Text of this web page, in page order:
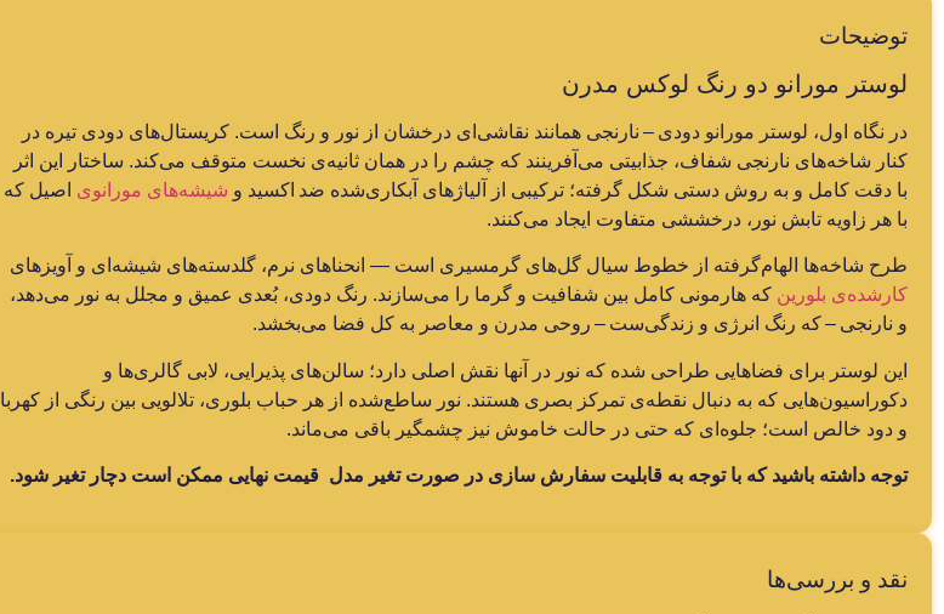
توضیحات
لوستر مورانو دو رنگ لوکس مدرن
در نگاه اول، لوستر مورانو دودی – نارنجی همانند نقاشی‌ای درخشان از نور و رنگ است. کریستال‌های دودی تیره در
کنار شاخه‌های نارنجی شفاف، جذابیتی می‌آفرینند که چشم را در همان ثانیه‌ی نخست متوقف می‌کند. ساختار این اثر
با دقت کامل و به روش دستی شکل گرفته؛ ترکیبی از آلیاژهای آبکاری‌شده ضد اکسید و شیشه‌های مورانوی اصیل که
با هر زاویه تابش نور، درخششی متفاوت ایجاد می‌کنند.
طرح شاخه‌ها الهام‌گرفته از خطوط سیال گل‌های گرمسیری است — انحناهای نرم، گلدسته‌های شیشه‌ای و آویزهای
کارشده‌ی بلورین که هارمونی کامل بین شفافیت و گرما را می‌سازند. رنگ دودی، بُعدی عمیق و مجلل به نور می‌دهد،
و نارنجی – که رنگ انرژی و زندگی‌ست – روحی مدرن و معاصر به کل فضا می‌بخشد.
این لوستر برای فضاهایی طراحی شده که نور در آنها نقش اصلی دارد؛ سالن‌های پذیرایی، لابی‌ گالری‌ها و
دکوراسیون‌هایی که به دنبال نقطه‌ی تمرکز بصری هستند. نور ساطع‌شده از هر حباب بلوری، تلالویی بین‌ رنگی از کهربا
و دود خالص است؛ جلوه‌ای که حتی در حالت خاموش نیز چشمگیر باقی می‌ماند.
توجه داشته باشید که با توجه به قابلیت سفارش سازی در صورت تغیر مدل قیمت نهایی ممکن است دچار تغیر شود.
نقد و بررسی‌ها